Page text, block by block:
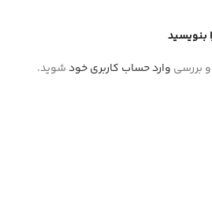
بنویسید
بررسی وارد حساب کاربری خودشوید.